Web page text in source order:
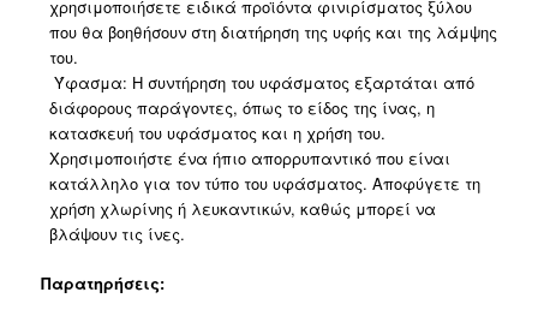
χρησιμοποιήσετε ειδικά προϊόντα φινιρίσματος ξύλου
που θα βοηθήσουν στη διατήρηση της υφής και της λάμψης
του.
Ύφασμα: Η συντήρηση του υφάσματος εξαρτάται από
διάφορους παράγοντες, όπως το είδος της ίνας, η
κατασκευή του υφάσματος και η χρήση του.
Χρησιμοποιήστε ένα ήπιο απορρυπαντικό που είναι
κατάλληλο για τον τύπο του υφάσματος. Αποφύγετε τη
χρήση χλωρίνης ή λευκαντικών, καθώς μπορεί να
βλάψουν τις ίνες.
Παρατηρήσεις: